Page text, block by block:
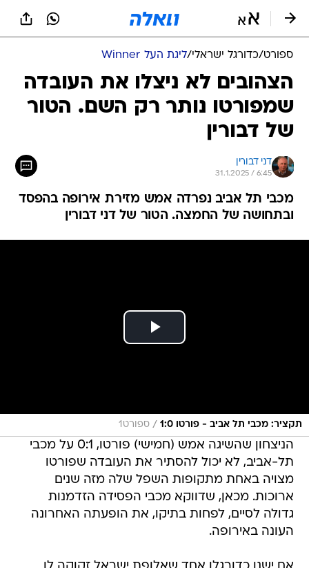
ספורט/כדורגל ישראלי/ליגת העל Winner
הצהובים לא ניצלו את העובדה
שמפורטו נותר רק השם. הטור
של דבורין
דני דבורין
31.1.2025 / 6:45
מכבי תל אביב נפרדה אמש מזירת אירופה בהפסד
ובתחושה של החמצה. הטור של דני דבורין
תקציר: מכבי תל אביב - פורטו 1:0 / ספורט1
הניצחון שהשיגה אמש (חמישי) פורטו, 0:1 על מכבי
תל-אביב, לא יכול להסתיר את העובדה שפורטו
מצויה באחת מתקופות השפל שלה מזה שנים
ארוכות. מכאן, שדווקא מכבי הפסידה הזדמנות
גדולה לסיים, לפחות בתיקו, את הופעתה האחרונה
העונה באירופה.